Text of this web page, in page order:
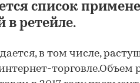
список
в ретейле.
в том числе,
торговле.Объем